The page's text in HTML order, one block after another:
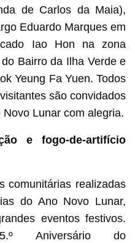
de Carlos da Maia),
Eduardo Marques em
Iao Hon na zona
Bairro da Ilha Verde e
Yeung Fa Yuen. Todos
são convidados
Lunar com alegria.
e fogo-de-artifício
comunitárias realizadas
do Ano Novo Lunar,
eventos festivos.
Aniversário do